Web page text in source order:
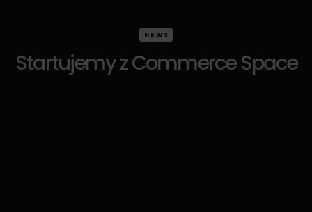
NEWS
Startujemy z Commerce Space